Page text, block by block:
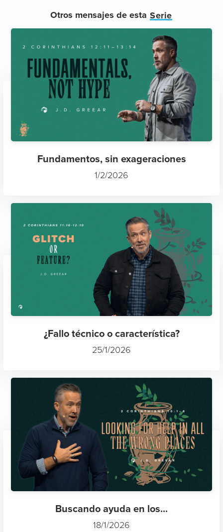
Otros mensajes de esta Serie
Fundamentos, sin exageraciones
1/2/2026
¿Fallo técnico o característica?
25/1/2026
Buscando ayuda en los...
18/1/2026